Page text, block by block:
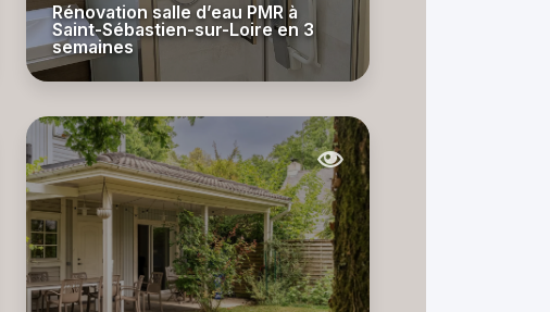
Rénovation salle d’eau PMR à
Saint-Sébastien-sur-Loire en 3
semaines